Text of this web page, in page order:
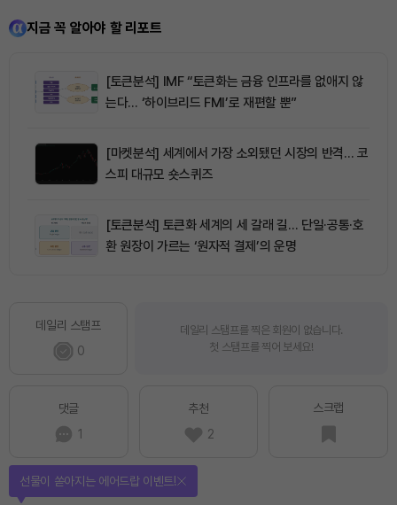
지금 꼭 알아야 할 리포트
[토큰분석] IMF “토큰화는 금융 인프라를 없애지 않
는다… ‘하이브리드 FMI’로 재편할 뿐”
[마켓분석] 세계에서 가장 소외됐던 시장의 반격… 코
스피 대규모 숏스퀴즈
[토큰분석] 토큰화 세계의 세 갈래 길… 단일·공통·호
환 원장이 가르는 ‘원자적 결제’의 운명
데일리 스탬프
0
데일리 스탬프를 찍은 회원이 없습니다.
첫 스탬프를 찍어 보세요!
댓글
1
추천
2
스크랩
선물이 쏟아지는 에어드랍 이벤트!